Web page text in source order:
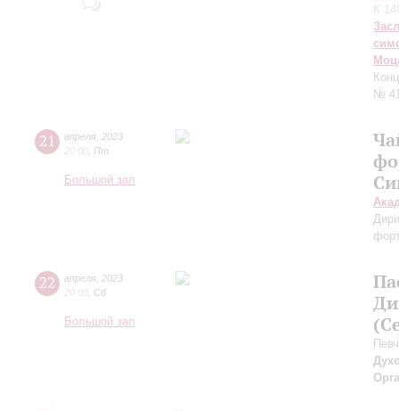
К
№
21 апреля 2023
20:00 Пт
Большой зал
22 апреля 2023
20:00 Сб
Большой зал